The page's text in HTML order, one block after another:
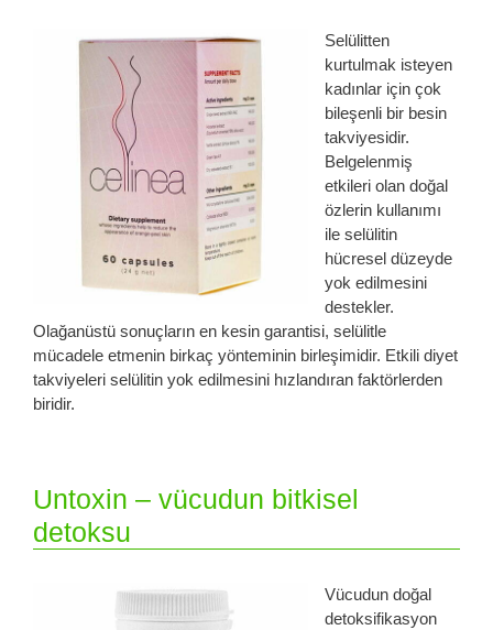
Selülitten
kurtulmak isteyen
kadınlar için çok
bileşenli bir besin
takviyesidir.
Belgelenmiş
etkileri olan doğal
özlerin kullanımı
ile selülitin
hücresel düzeyde
yok edilmesini
destekler.
Olağanüstü sonuçların en kesin garantisi, selülitle
mücadele etmenin birkaç yönteminin birleşimidir. Etkili diyet
takviyeleri selülitin yok edilmesini hızlandıran faktörlerden
biridir.
Untoxin – vücudun bitkisel
detoksu
Vücudun doğal
detoksifikasyon